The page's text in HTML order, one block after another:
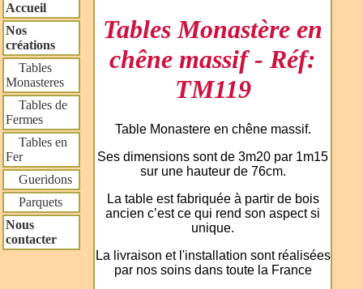
Accueil
Nos
créations
Tables
Monasteres
Tables de
Fermes
Tables en
Fer
Gueridons
Parquets
Nous
contacter
Tables Monastère en
chêne massif - Réf:
TM119
Table Monastere en chêne massif.
Ses dimensions sont de 3m20 par 1m15
sur une hauteur de 76cm.
La table est fabriquée à partir de bois
ancien c’est ce qui rend son aspect si
unique.
La livraison et l'installation sont réalisées
par nos soins dans toute la France